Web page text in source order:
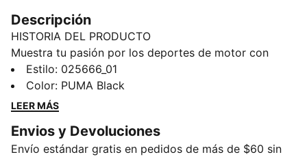
Descripción
HISTORIA DEL PRODUCTO
Muestra tu pasión por los deportes de motor con
estilo. Esta elegante gorra con visera, de 5 paneles,
luce el icónico logo BMW M Motorsport en la parte
delantera y cuenta con un cierre trasero a presión,
CARACTERÍSTICAS Y BENEFICIOS
Producto fabricado con al menos un 30% de
Estilo: 025666_01
Color: PUMA Black
LEER MÁS
Envios y Devoluciones
Envío estándar gratis en pedidos de más de $60 sin